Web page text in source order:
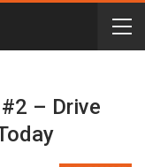
– Drive